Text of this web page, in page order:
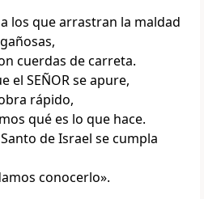
los que arrastran la maldad
cuerdas de carreta.
el SEÑOR se apure,
rápido,
qué es lo que hace.
de Israel se cumpla
conocerlo».